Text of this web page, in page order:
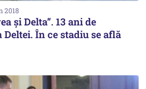
2018
și Delta”. 13 ani de
În ce stadiu se află